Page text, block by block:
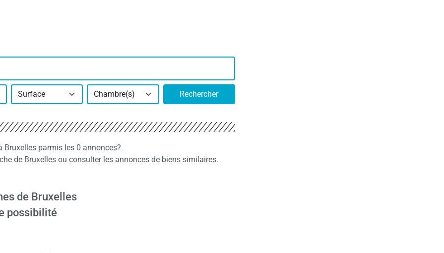
Surface Chambre(s) Rechercher
Bruxelles parmis les 0 annonces?
de Bruxelles ou consulter les annonces de biens similaires.
de Bruxelles
possibilité